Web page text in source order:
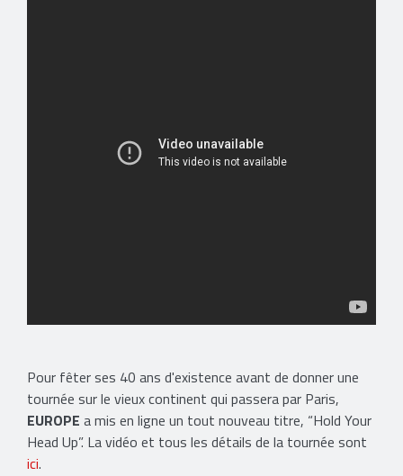
Pour fêter ses 40 ans d'existence avant de donner une
tournée sur le vieux continent qui passera par Paris,
EUROPE a mis en ligne un tout nouveau titre, “Hold Your
Head Up”. La vidéo et tous les détails de la tournée sont
ici.